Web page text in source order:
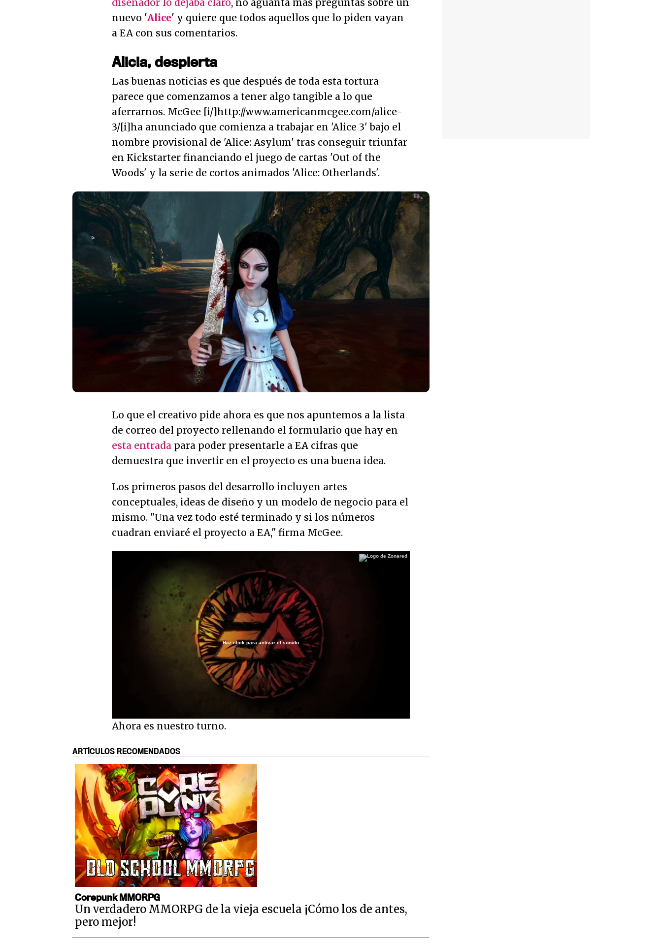
diseñador lo dejaba claro, no aguanta más preguntas sobre un
nuevo 'Alice' y quiere que todos aquellos que lo piden vayan
a EA con sus comentarios.
Alicia, despierta
Las buenas noticias es que después de toda esta tortura
parece que comenzamos a tener algo tangible a lo que
aferrarnos. McGee [i/]http://www.americanmcgee.com/alice-
3/[i]ha anunciado que comienza a trabajar en 'Alice 3' bajo el
nombre provisional de 'Alice: Asylum' tras conseguir triunfar
en Kickstarter financiando el juego de cartas 'Out of the
Woods' y la serie de cortos animados 'Alice: Otherlands'.
Lo que el creativo pide ahora es que nos apuntemos a la lista
de correo del proyecto rellenando el formulario que hay en
esta entrada para poder presentarle a EA cifras que
demuestra que invertir en el proyecto es una buena idea.
Los primeros pasos del desarrollo incluyen artes
conceptuales, ideas de diseño y un modelo de negocio para el
mismo. "Una vez todo esté terminado y si los números
cuadran enviaré el proyecto a EA," firma McGee.
Haz click para activar el sonido
Ahora es nuestro turno.
ARTÍCULOS RECOMENDADOS
Corepunk MMORPG
Un verdadero MMORPG de la vieja escuela ¡Cómo los de antes,
pero mejor!